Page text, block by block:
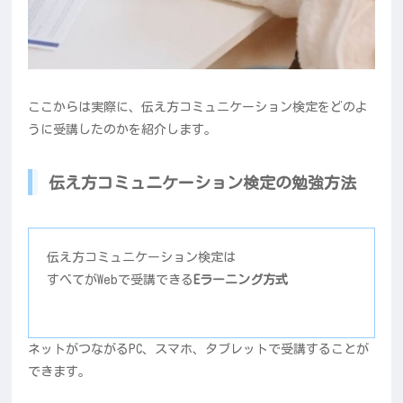
ここからは実際に、伝え方コミュニケーション検定をどのよ
うに受講したのかを紹介します。
伝え方コミュニケーション検定の勉強方法
伝え方コミュニケーション検定は
すべてがWebで受講できる Eラーニング方式
ネットがつながるPC、スマホ、タブレットで受講することが
できます。